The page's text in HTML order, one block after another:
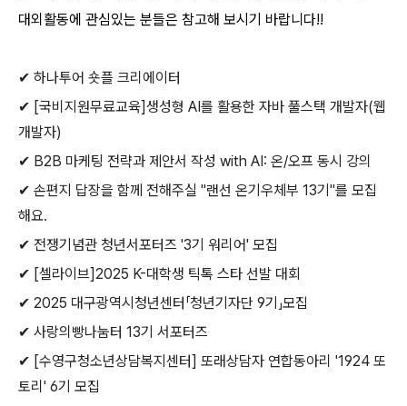
대외활동에 관심있는 분들은 참고해 보시기 바랍니다!!
✔ 하나투어 숏플 크리에이터
✔ [국비지원무료교육]생성형 AI를 활용한 자바 풀스택 개발자(웹
개발자)
✔ B2B 마케팅 전략과 제안서 작성 with AI: 온/오프 동시 강의
✔ 손편지 답장을 함께 전해주실 "랜선 온기우체부 13기 "를 모집
해요.
✔ 전쟁기념관 청년서포터즈 '3기 워리어' 모집
✔ [셀라이브]2025 K-대학생 틱톡 스타 선발 대회
✔ 2025 대구광역시청년센터「청년기자단 9기」모집
✔ 사랑의빵나눔터 13기 서포터즈
✔ [수영구청소년상담복지센터] 또래상담자 연합동아리 '1924 또
토리 ' 6기 모집